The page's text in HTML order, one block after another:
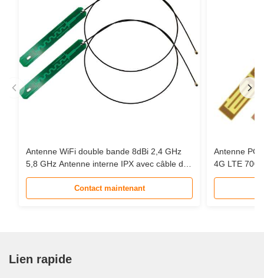
Antenne WiFi double bande 8dBi 2,4 GHz
5,8 GHz Antenne interne IPX avec câble de
50 cm pour carte Mini PCIe
Contact maintenant
Antenne
4G LTE
d'interface
Lien rapide